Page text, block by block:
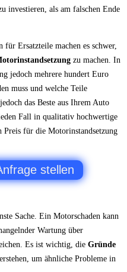
investieren, als am falschen Ende
Ersatzteile machen es schwer,
zu machen. In
jedoch mehrere hundert Euro
muss und welche Teile
das Beste aus Ihrem Auto
Fall in qualitativ hochwertige
Preis für die Motorinstandsetzung
stellen
Sache. Ein Motorschaden kann
Wartung über
Es ist wichtig, die Gründe
um ähnliche Probleme in